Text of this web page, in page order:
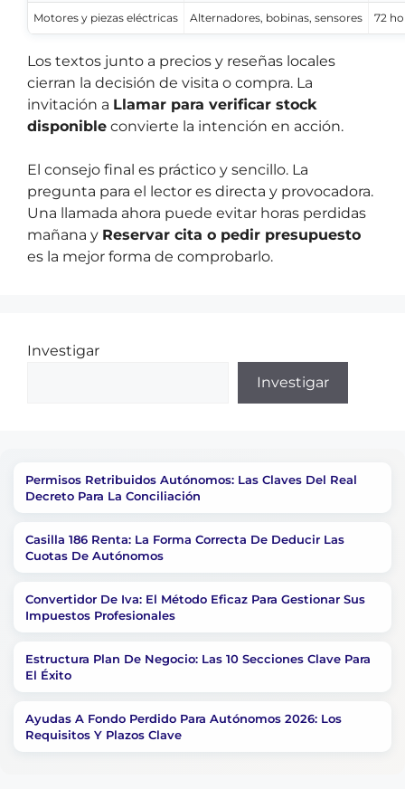
Motores y piezas eléctricas Alternadores, bobinas, sensores 72
Los textos junto a precios y reseñas locales
cierran la decisión de visita o compra. La
invitación a Llamar para verificar stock
disponible convierte la intención en acción.
El consejo final es práctico y sencillo. La
pregunta para el lector es directa y provocadora.
Una llamada ahora puede evitar horas perdidas
mañana y Reservar cita o pedir presupuesto
es la mejor forma de comprobarlo.
Investigar
Investigar
Permisos Retribuidos Autónomos: Las Claves Del Real
Decreto Para La Conciliación
Casilla 186 Renta: La Forma Correcta De Deducir Las
Cuotas De Autónomos
Convertidor De Iva: El Método Eficaz Para Gestionar Sus
Impuestos Profesionales
Estructura Plan De Negocio: Las 10 Secciones Clave Para
El Éxito
Ayudas A Fondo Perdido Para Autónomos 2026: Los
Requisitos Y Plazos Clave